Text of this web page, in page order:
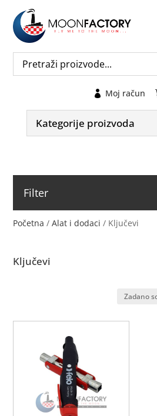
Moj račun
Kategorije proizvoda
Početna /Alat i dodaci / Ključevi
Ključevi
Filter